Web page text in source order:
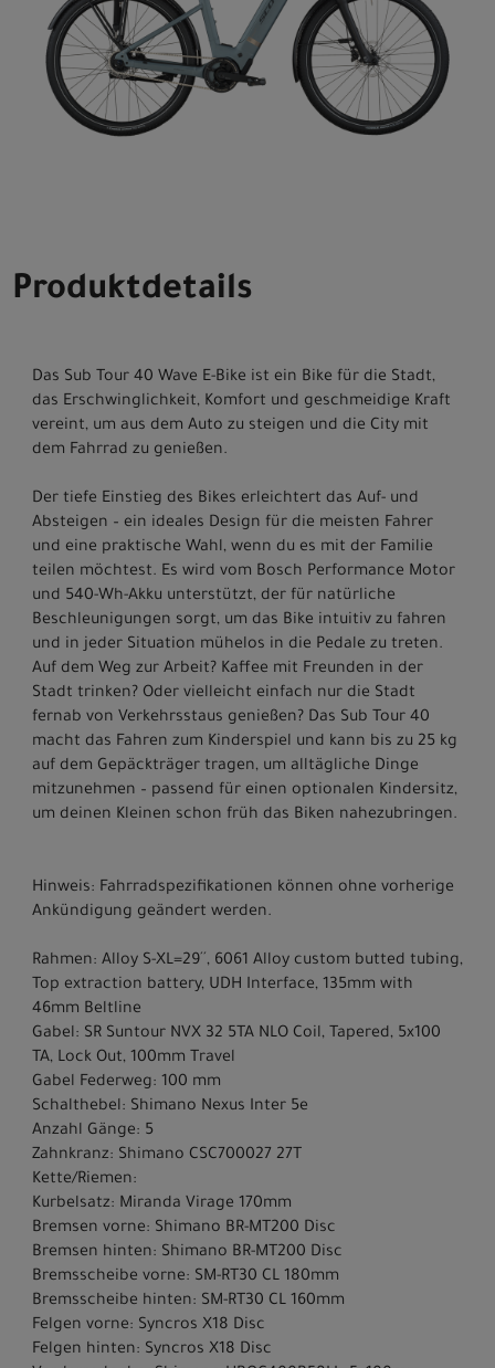
Produktdetails
Das Sub Tour 40 Wave E-Bike ist ein Bike für die Stadt,
das Erschwinglichkeit, Komfort und geschmeidige Kraft
vereint, um aus dem Auto zu steigen und die City mit
dem Fahrrad zu genießen.
Der tiefe Einstieg des Bikes erleichtert das Auf- und
Absteigen – ein ideales Design für die meisten Fahrer
und eine praktische Wahl, wenn du es mit der Familie
teilen möchtest. Es wird vom Bosch Performance Motor
und 540-Wh-Akku unterstützt, der für natürliche
Beschleunigungen sorgt, um das Bike intuitiv zu fahren
und in jeder Situation mühelos in die Pedale zu treten.
Auf dem Weg zur Arbeit? Kaffee mit Freunden in der
Stadt trinken? Oder vielleicht einfach nur die Stadt
fernab von Verkehrsstaus genießen? Das Sub Tour 40
macht das Fahren zum Kinderspiel und kann bis zu 25 kg
auf dem Gepäckträger tragen, um alltägliche Dinge
mitzunehmen – passend für einen optionalen Kindersitz,
um deinen Kleinen schon früh das Biken nahezubringen.
Hinweis: Fahrradspezifikationen können ohne vorherige
Ankündigung geändert werden.
Rahmen: Alloy S-XL=29´´, 6061 Alloy custom butted tubing,
Top extraction battery, UDH Interface, 135mm with
46mm Beltline
Gabel: SR Suntour NVX 32 5TA NLO Coil, Tapered, 5x100
TA, Lock Out, 100mm Travel
Gabel Federweg: 100 mm
Schalthebel: Shimano Nexus Inter 5e
Anzahl Gänge: 5
Zahnkranz: Shimano CSC700027 27T
Kette/Riemen:
Kurbelsatz: Miranda Virage 170mm
Bremsen vorne: Shimano BR-MT200 Disc
Bremsen hinten: Shimano BR-MT200 Disc
Bremsscheibe vorne: SM-RT30 CL 180mm
Bremsscheibe hinten: SM-RT30 CL 160mm
Felgen vorne: Syncros X18 Disc
Felgen hinten: Syncros X18 Disc